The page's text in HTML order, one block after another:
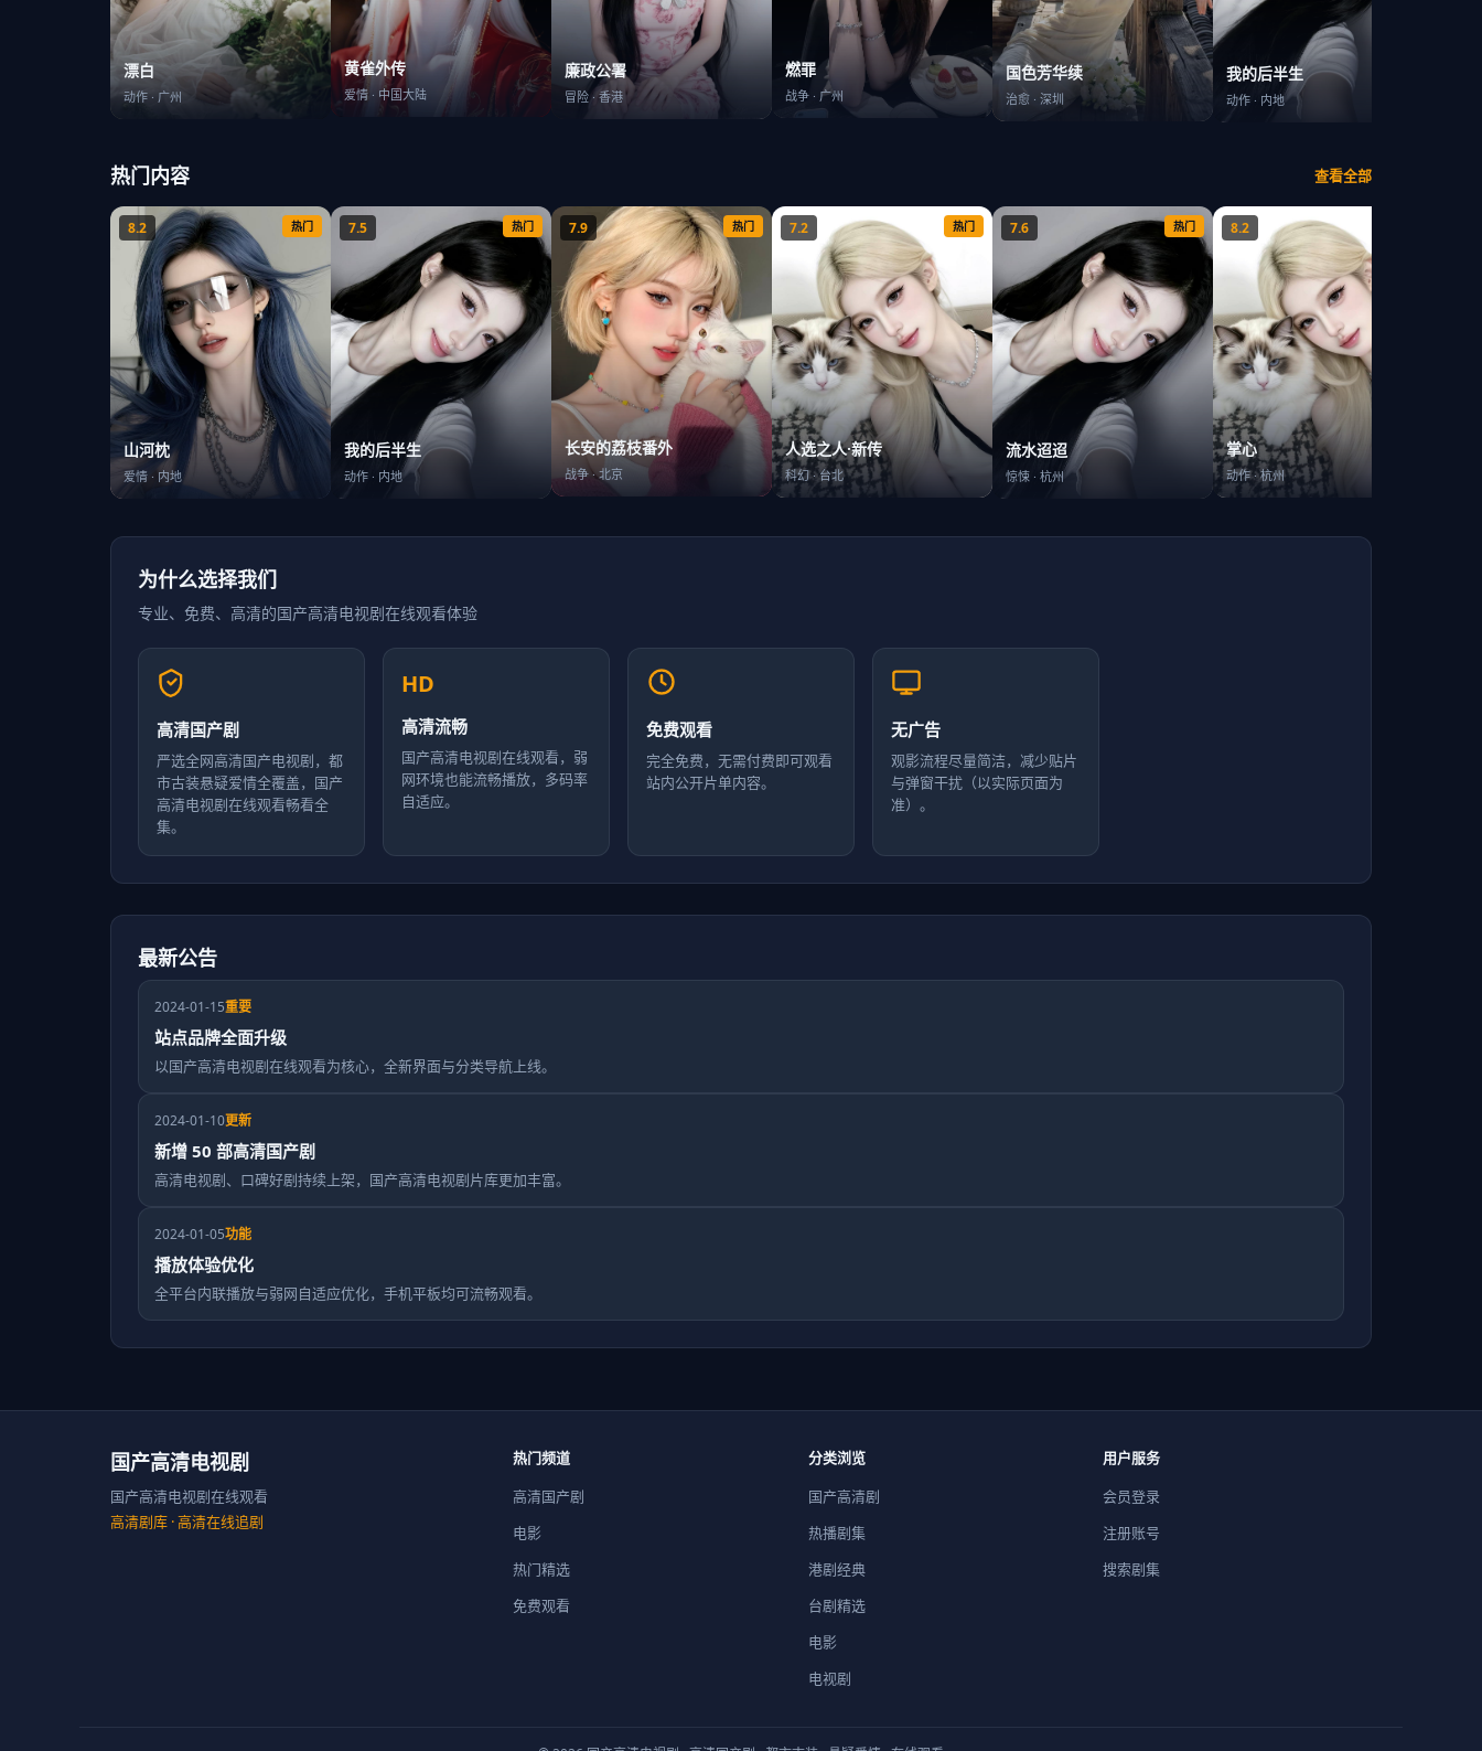
漂白
动作 · 广州
黄雀外传
爱情 · 中国大陆
廉政公署
冒险· 香港
燃罪
战争 · 广州
国色芳华续
治愈 · 深圳
我的后半生
动作 · 内地
热门内容 查看全部
8.2 热门
山河枕
爱情 · 内地
7.5 热门
我的后半生
动作 · 内地
7.9 热门
长安的荔枝番外
战争 ·北京
7.2 热门
人选之人·新传
科幻·台北
7.6 热门
流水迢迢
惊悚 · 杭州
8.2
掌心
动作·杭州
为什么选择我们
专业、免费、高清的国产高清电视剧在线观看体验
高清国产剧
严选全网高清国产电视剧，都
市古装悬疑爱情全覆盖，国产
高清电视剧在线观看畅看全
集。
HD
高清流畅
国产高清电视剧在线观看，弱
网环境也能流畅播放，多码率
自适应。
免费观看
完全免费，无需付费即可观看
站内公开片单内容。
无广告
观影流程尽量简洁，减少贴片
与弹窗干扰（以实际页面为
准）。
最新公告
2024-01-15重要
站点品牌全面升级
以国产高清电视剧在线观看为核心，全新界面与分类导航上线。
2024-01-10更新
新增 50 部高清国产剧
高清电视剧、口碑好剧持续上架，国产高清电视剧片库更加丰富。
2024-01-05功能
播放体验优化
全平台内联播放与弱网自适应优化，手机平板均可流畅观看。
国产高清电视剧
国产高清电视剧在线观看
高清剧库 · 高清在线追剧
热门频道
高清国产剧
电影
热门精选
免费观看
分类浏览
国产高清剧
热播剧集
港剧经典
台剧精选
电影
电视剧
用户服务
会员登录
注册账号
搜索剧集